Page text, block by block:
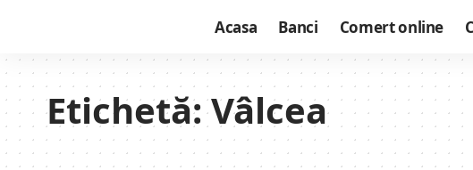
Acasa Banci Comert online
Etichetă:Vâlcea